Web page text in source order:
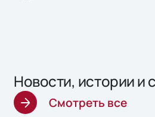
Новости, истории и
Смотреть все